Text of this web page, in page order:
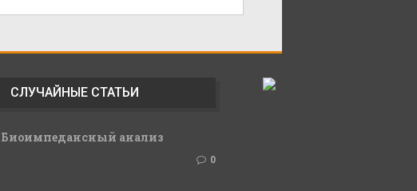
СЛУЧАЙНЫЕ СТАТЬИ
Биоимпедансный анализ
0